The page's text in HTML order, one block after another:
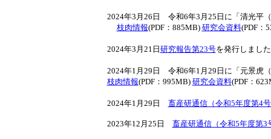
2024年3月26日 令和6年3月25日に「清光平
枝肉情報(PDF：885MB) 研究会資料(PDF：
2024年3月21日 研究報告第23号を発行しまし
2024年1月29日 令和6年1月29日に「元景虎
枝肉情報(PDF：995MB) 研究会資料(PDF：
2024年1月29日 畜産研通信（令和5年度第4
2023年12月25日 畜産研通信（令和5年度第3